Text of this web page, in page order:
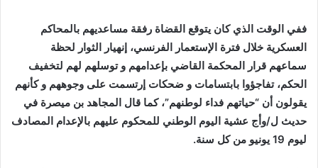
ففي الوقت الذي كان يتوقع القضاة رفقة مساعديهم بالمحاكم
العسكرية خلال فترة الإستعمار الفرنسي، إنهيار الثوار لحظة
سماعهم قرار المحكمة القاضي بإعدامهم و توسلهم لهم لتخفيف
الحكم، تفاجؤوا بابتسامات و ضحكات إرتسمت على وجوههم و كأنهم
يقولون أن “حياتهم فداء لوطنهم”، كما قال المجاهد بن ميصرة في
حديث ل/وأج عشية اليوم الوطني للمحكوم عليهم بالإعدام المصادف
ليوم 19 يونيو من كل سنة.